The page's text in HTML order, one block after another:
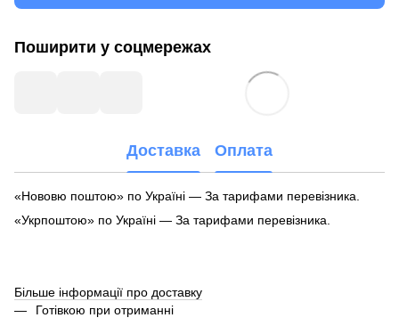
Поширити у соцмережах
Доставка Оплата
«Нововю поштою» по Україні — За тарифами перевізника.
«Укрпоштою» по Україні — За тарифами перевізника.
Більше інформації про доставку
Готівкою при отриманні